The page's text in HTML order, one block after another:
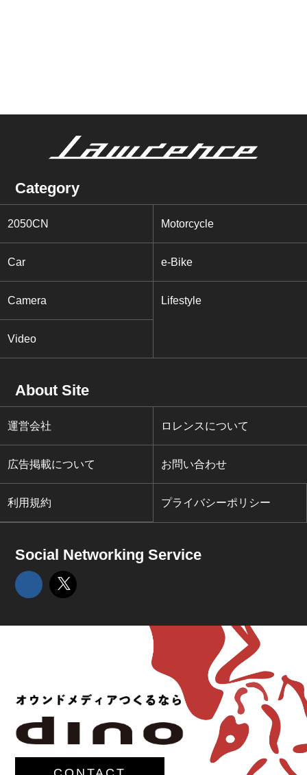
Category
2050CN Motorcycle
Car e-Bike
Camera Lifestyle
Video
About Site
運営会社 ロレンスについて
広告掲載について お問い合わせ
利用規約 プライバシーポリシー
Social Networking Service